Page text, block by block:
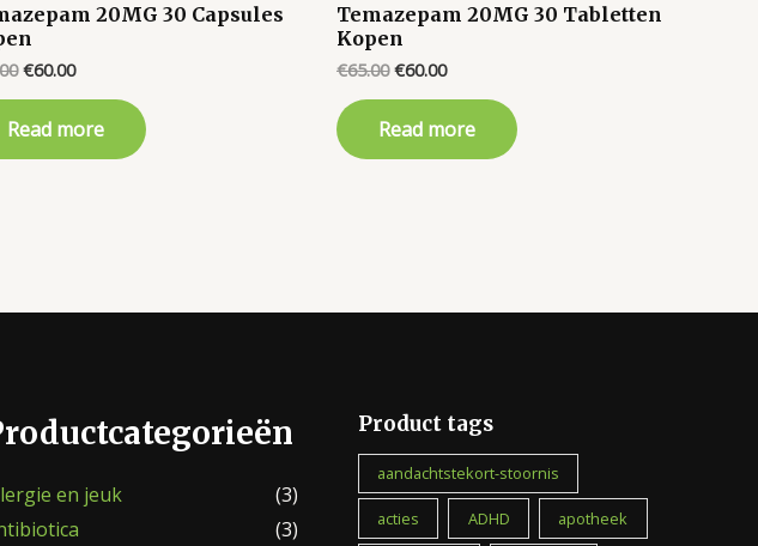
20MG 30 Capsules
Original
€65.00.
€60.00Current
€60.00.
Read more
Temazepam 20MG 30 Tabletten
Kopen
€65.00 Original
€65.00.
€60.00Current
€60.00.
Read more
en jeuk
(3)
(3)
Product tags
aandachtstekort-stoornis
acties ADHD apotheek